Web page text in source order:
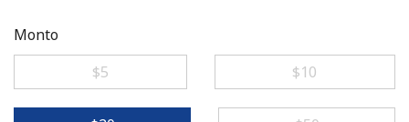
Monto
⁦$5⁩
⁦$10⁩